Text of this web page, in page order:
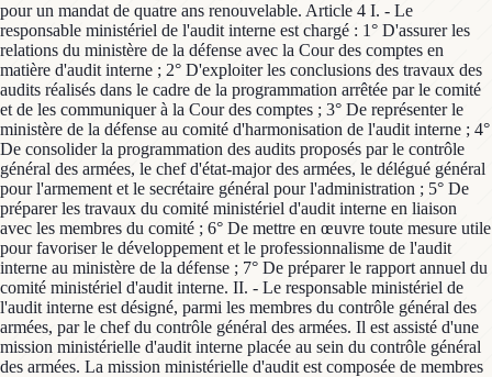
pour un mandat de quatre ans renouvelable. Article 4 I. - Le
responsable ministériel de l'audit interne est chargé : 1° D'assurer les
relations du ministère de la défense avec la Cour des comptes en
matière d'audit interne ; 2° D'exploiter les conclusions des travaux des
audits réalisés dans le cadre de la programmation arrêtée par le comité
et de les communiquer à la Cour des comptes ; 3° De représenter le
ministère de la défense au comité d'harmonisation de l'audit interne ; 4°
De consolider la programmation des audits proposés par le contrôle
général des armées, le chef d'état-major des armées, le délégué général
pour l'armement et le secrétaire général pour l'administration ; 5° De
préparer les travaux du comité ministériel d'audit interne en liaison
avec les membres du comité ; 6° De mettre en œuvre toute mesure utile
pour favoriser le développement et le professionnalisme de l'audit
interne au ministère de la défense ; 7° De préparer le rapport annuel du
comité ministériel d'audit interne. II. - Le responsable ministériel de
l'audit interne est désigné, parmi les membres du contrôle général des
armées, par le chef du contrôle général des armées. Il est assisté d'une
mission ministérielle d'audit interne placée au sein du contrôle général
des armées. La mission ministérielle d'audit est composée de membres